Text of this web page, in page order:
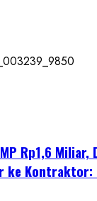
Rp1,6 Miliar,
ke Kontraktor: